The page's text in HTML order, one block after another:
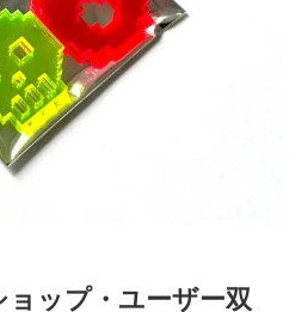
ョップ・ユーザー双